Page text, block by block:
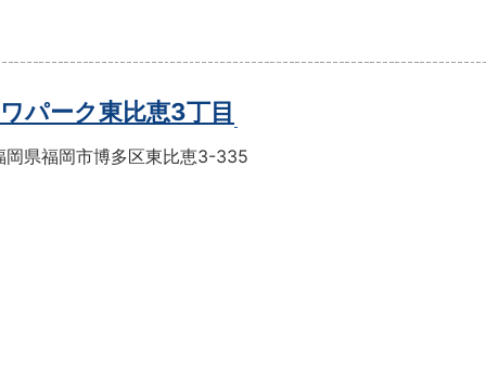
パーク東比恵3丁目
岡県福岡市博多区東比恵3-335